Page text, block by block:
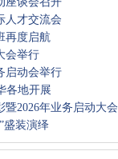
人才交流会
再度启航
会举行
启动会举行
各地开展
暨2026年业务启动大会
盛装演绎